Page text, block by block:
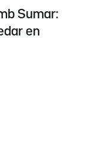
Sumar:
en